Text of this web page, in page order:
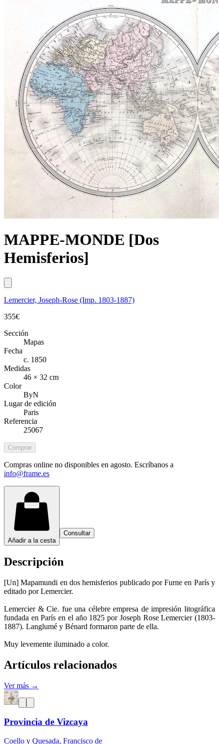
MAPPE-MONDE [Dos
Hemisferios]
Lemercier, Joseph-Rose (Imp. 1803-1887)
355€
Sección
Mapas
Fecha
c. 1850
Medidas
46 × 32 cm
Color
ByN
Lugar de edición
Paris
Referencia
25067
Comprar
Compras online no disponibles en agosto. Escríbanos a
info@frame.es
Añadir a la cesta
Consultar
Descripción
[Un] Mapamundi en dos hemisferios publicado por Furne en París y
editado por Lemercier.
Lemercier & Cie. fue una célebre empresa de impresión litográfica
fundada en París en el año 1825 por Joseph Rose Lemercier (1803-
1887). Langlumé y Bénard formaron parte de ella.
Muy levemente iluminado a color.
Artículos relacionados
Ver más →
Provincia de Vizcaya
Coello y Quesada, Francisco de